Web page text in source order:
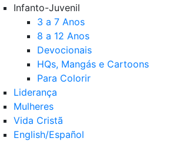
Infanto-Juvenil
3 a 7 Anos
8 a 12 Anos
Devocionais
HQs, Mangás e Cartoons
Para Colorir
Liderança
Mulheres
Vida Cristã
English/Español